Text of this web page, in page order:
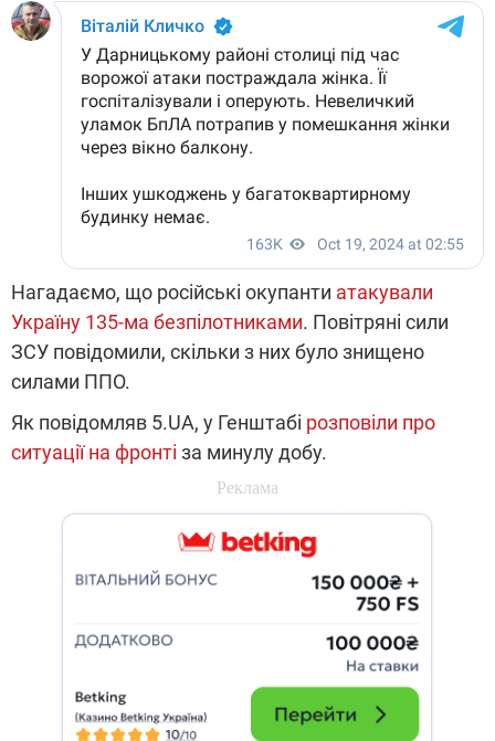
Нагадаємо, що російські окупанти атакували
Україну 135-ма безпілотниками. Повітряні сили
ЗСУ повідомили, скільки з них було знищено
силами ППО.
Як повідомляв 5.UA, у Генштабі розповіли про
ситуації на фронті за минулу добу.